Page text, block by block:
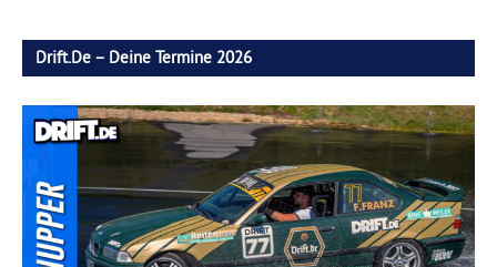
Drift.de – Deine Termine 2026